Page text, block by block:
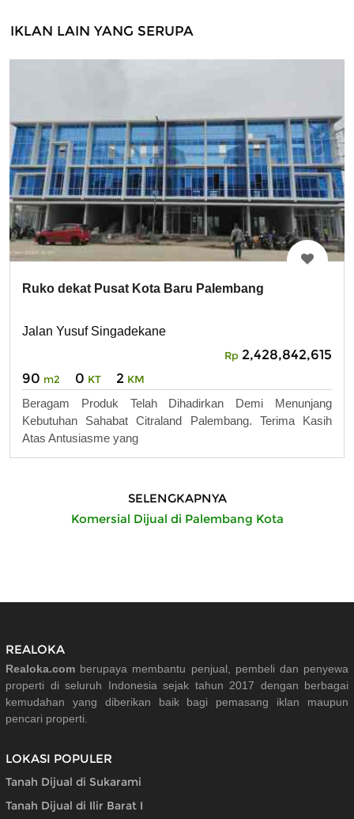
IKLAN LAIN YANG SERUPA
Ruko dekat Pusat Kota Baru Palembang
Jalan Yusuf Singadekane
Rp 2,428,842,615
90 m2 0 KT 2 KM
Beragam Produk Telah Dihadirkan Demi Menunjang
Kebutuhan Sahabat Citraland Palembang. Terima Kasih
Atas Antusiasme yang
SELENGKAPNYA
Komersial Dijual di Palembang Kota
REALOKA
Realoka.com berupaya membantu penjual, pembeli dan penyewa
properti di seluruh Indonesia sejak tahun 2017 dengan berbagai
kemudahan yang diberikan baik bagi pemasang iklan maupun
pencari properti.
LOKASI POPULER
Tanah Dijual di Sukarami
Tanah Dijual di Ilir Barat I